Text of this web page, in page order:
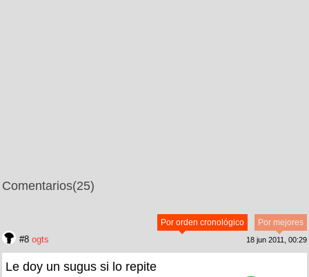
Comentarios(25)
Por mejores
Por orden cronológico
#8 ogts 18 jun 2011, 00:29
Le doy un sugus si lo repite